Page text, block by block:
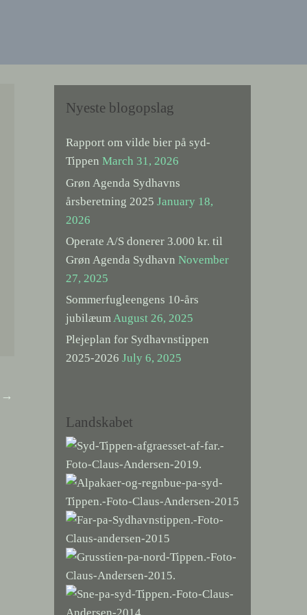
→
Nyeste blogopslag
Rapport om vilde bier på syd-
Tippen March 31, 2026
Grøn Agenda Sydhavns
årsberetning 2025 January 18,
2026
Operate A/S donerer 3.000 kr. til
Grøn Agenda Sydhavn November
27, 2025
Sommerfugleengens 10-års
jubilæumAugust 26, 2025
Plejeplan for Sydhavnstippen
2025-2026 July 6, 2025
Landskabet